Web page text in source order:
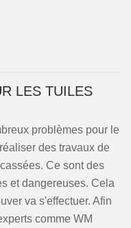
LES TUILES
problèmes pour le
des travaux de
Ce sont des
et dangereuses. Cela
va s'effectuer. Afin
comme WM